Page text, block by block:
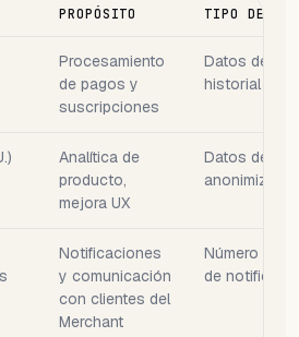
PROPÓSITO TIPO DE
Procesamiento
de pagos y
suscripciones
Datos de
historial de
Analítica de
producto,
mejora UX
Datos de uso
Notificaciones
y comunicación
con clientes del
Merchant
Número de
de